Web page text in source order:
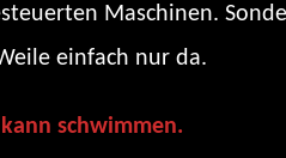
Maschinen.
einfach nur da.
schwimmen.